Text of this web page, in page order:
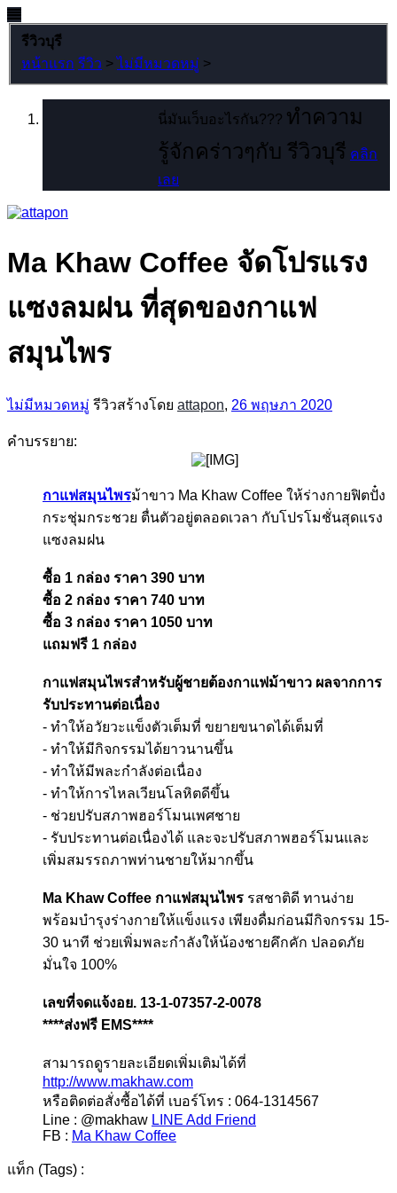
รีวิวบุรี
หน้าแรก รีวิว > ไม่มีหมวดหมู่ >
นี่มันเว็บอะไรกัน??? ทำความ
รู้จักคร่าวๆกับ รีวิวบุรี คลิก
เลย
Ma Khaw Coffee จัดโปรแรง
แซงลมฝน ที่สุดของกาแฟ
สมุนไพร
ไม่มีหมวดหมู่ รีวิวสร้างโดย attapon, 26 พฤษภา 2020
คำบรรยาย:
กาแฟสมุนไพรม้าขาว Ma Khaw Coffee ให้ร่างกายฟิตปั๋ง
กระชุ่มกระชวย ตื่นตัวอยู่ตลอดเวลา กับโปรโมชั่นสุดแรง
แซงลมฝน
ซื้อ 1 กล่อง ราคา 390 บาท
ซื้อ 2 กล่อง ราคา 740 บาท
ซื้อ 3 กล่อง ราคา 1050 บาท
แถมฟรี 1 กล่อง
กาแฟสมุนไพรสำหรับผู้ชายต้องกาแฟม้าขาว ผลจากการ
รับประทานต่อเนื่อง
- ทำให้อวัยวะแข็งตัวเต็มที่ ขยายขนาดได้เต็มที่
- ทำให้มีกิจกรรมได้ยาวนานขึ้น
- ทำให้มีพละกำลังต่อเนื่อง
- ทำให้การไหลเวียนโลหิตดีขึ้น
- ช่วยปรับสภาพฮอร์โมนเพศชาย
- รับประทานต่อเนื่องได้ และจะปรับสภาพฮอร์โมนและ
เพิ่มสมรรถภาพท่านชายให้มากขึ้น
Ma Khaw Coffee กาแฟสมุนไพร รสชาติดี ทานง่าย
พร้อมบำรุงร่างกายให้แข็งแรง เพียงดื่มก่อนมีกิจกรรม 15-
30 นาที ช่วยเพิ่มพละกำลังให้น้องชายคึกคัก ปลอดภัย
มั่นใจ 100%
เลขที่จดแจ้งอย. 13-1-07357-2-0078
****ส่งฟรี EMS****
สามารถดูรายละเอียดเพิ่มเติมได้ที่
http://www.makhaw.com
หรือติดต่อสั่งซื้อได้ที่ เบอร์โทร : 064-1314567
Line : @makhaw LINE Add Friend
FB : Ma Khaw Coffee
แท็ก (Tags) :